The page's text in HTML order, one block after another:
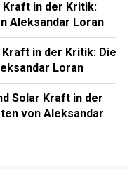
Kraft in der Kritik:
Aleksandar Loran
in der Kritik: Die
Loran
Solar Kraft in der
von Aleksandar